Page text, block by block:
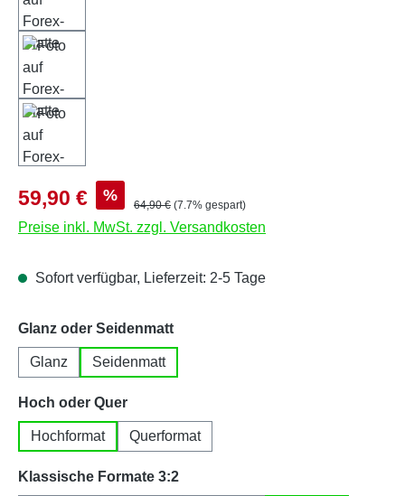
Verkaufspreis:
59,90 € % Regulärer Preis:
64,90 € (7.7% gespart)
Preise inkl. MwSt. zzgl. Versandkosten
Sofort verfügbar, Lieferzeit: 2-5 Tage
Glanz oder Seidenmattauswählen
Glanz Seidenmatt
Hoch oder Querauswählen
Hochformat Querformat
Klassische Formate 3:2